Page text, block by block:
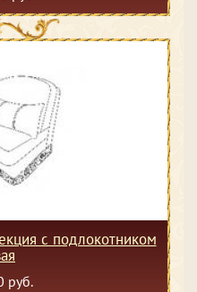
с подлокотником
руб.